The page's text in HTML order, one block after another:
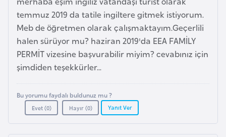
temmuz 2019 da tatile ingiltere gitmek istiyorum.
Meb de öğretmen olarak çalışmaktayım.Geçerlili
halen sürüyor mu? haziran 2019'da EEA FAMİLY
PERMİT vizesine başvurabilir miyim? cevabınız için
şimdiden teşekkürler...
Bu yorumu faydalı buldunuz mu ?
Evet (0) Hayır (0) Yanıt Ver
a
n
B
u
k
a